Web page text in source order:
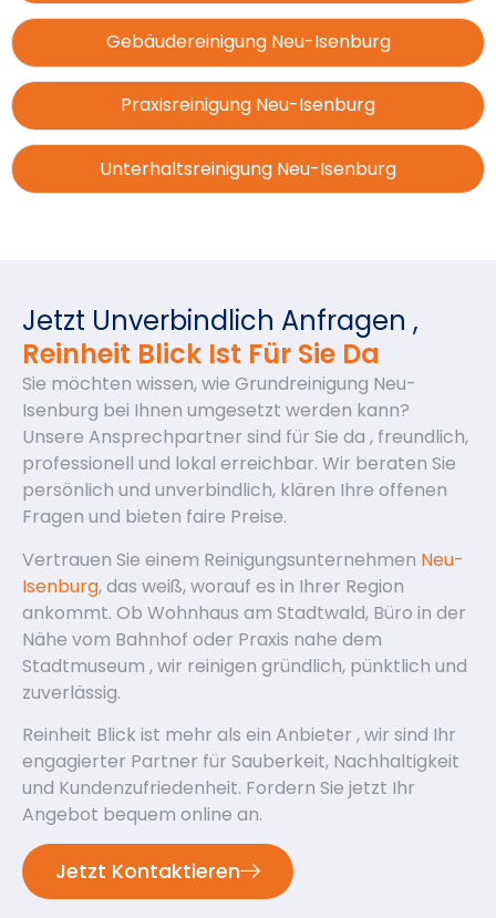
Gebäudereinigung Neu-Isenburg
Praxisreinigung Neu-Isenburg
Unterhaltsreinigung Neu-Isenburg
Jetzt Unverbindlich Anfragen ,
Reinheit Blick Ist Für Sie Da
Sie möchten wissen, wie Grundreinigung Neu-
Isenburg bei Ihnen umgesetzt werden kann?
Unsere Ansprechpartner sind für Sie da , freundlich,
professionell und lokal erreichbar. Wir beraten Sie
persönlich und unverbindlich, klären Ihre offenen
Fragen und bieten faire Preise.
Vertrauen Sie einem Reinigungsunternehmen Neu-
Isenburg, das weiß, worauf es in Ihrer Region
ankommt. Ob Wohnhaus am Stadtwald, Büro in der
Nähe vom Bahnhof oder Praxis nahe dem
Stadtmuseum , wir reinigen gründlich, pünktlich und
zuverlässig.
Reinheit Blick ist mehr als ein Anbieter , wir sind Ihr
engagierter Partner für Sauberkeit, Nachhaltigkeit
und Kundenzufriedenheit. Fordern Sie jetzt Ihr
Angebot bequem online an.
Jetzt Kontaktieren